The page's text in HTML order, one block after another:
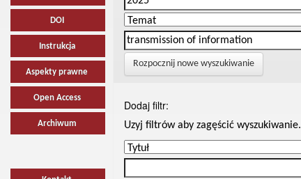
DOI
Instrukcja
Aspekty prawne
Open Access
Archiwum
Rozpocznij nowe wyszukiwanie
Dodaj filtr:
Uzyj filtrów aby zagęścić wyszukiwanie.